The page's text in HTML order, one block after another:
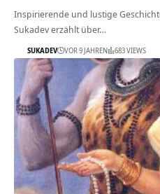
Inspirierende und lustige
Sukadev erzählt über…
SUKADEV VOR 9 JAHREN 683 VIEWS